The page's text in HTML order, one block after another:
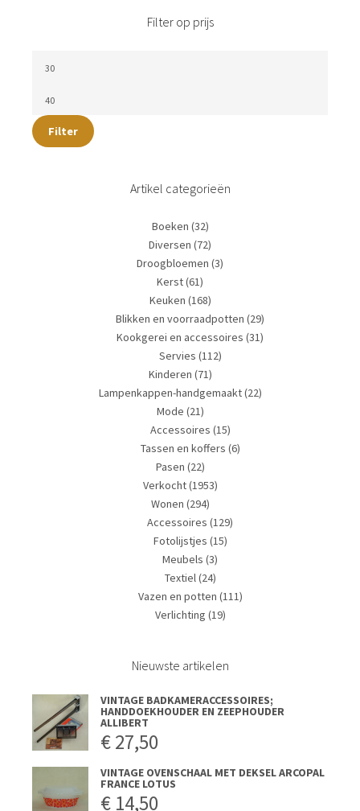
Filter op prijs
Filter
Artikel categorieën
Boeken (32)
Diversen (72)
Droogbloemen (3)
Kerst(61)
Keuken (168)
Blikken en voorraadpotten (29)
Kookgerei en accessoires (31)
Servies (112)
Kinderen (71)
Lampenkappen-handgemaakt(22)
Mode (21)
Accessoires (15)
Tassen en koffers (6)
Pasen (22)
Verkocht(1953)
Wonen (294)
Accessoires (129)
Fotolijstjes (15)
Meubels (3)
Textiel(24)
Vazen en potten (111)
Verlichting (19)
Nieuwste artikelen
VINTAGE BADKAMERACCESSOIRES;
HANDDOEKHOUDER EN ZEEPHOUDER
ALLIBERT
€27,50
VINTAGE OVENSCHAAL MET DEKSEL ARCOPAL
FRANCE LOTUS
€ 14,50